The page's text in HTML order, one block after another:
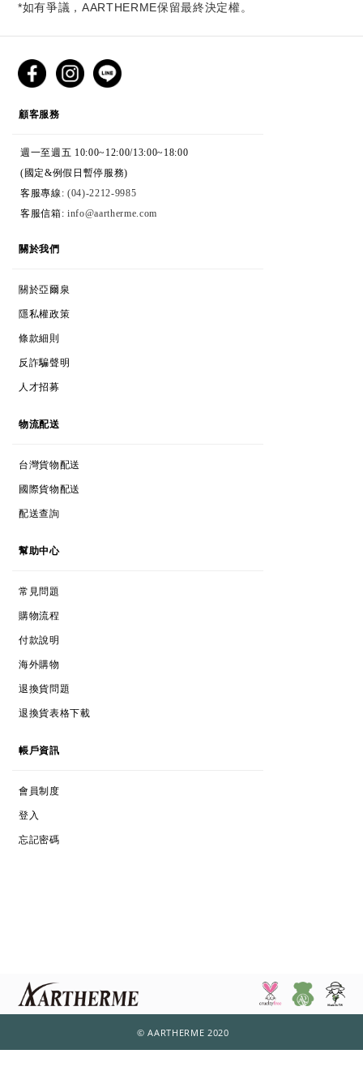
*如有爭議，AARTHERME保留最終決定權。
顧客服務
週一至週五 10:00~12:00/13:00~18:00
(國定&例假日暫停服務)
客服專線: (04)-2212-9985
客服信箱: info@aartherme.com
關於我們
關於亞爾泉
COOKIES & PRIVACY
隱私權政策
TERMS & CONDITIONS
條款細則
ANTI-FRAUD POLICY
反詐騙聲明
CAREERS
人才招募
物流配送
台灣貨物配送
INTERNATIONAL POSTAGE
國際貨物配送
TRACK MY ORDER
配送查詢
幫助中心
常見問題
SHOPPING PROCESS
購物流程
PAYMENTS
付款說明
INTERNATIONAL SHOPPING
海外購物
RETURNS & EXCHANGES
退換貨問題
RETURNS & EXCHANGES FORM
退換貨表格下載
帳戶資訊
會員制度
LOG IN
登入
FORGOT PASSWORD
忘記密碼
© AARTHERME 2020